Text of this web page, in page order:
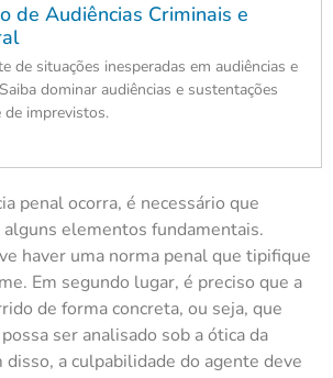
de Audiências Criminais e
de situações inesperadas em audiências e
dominar audiências e sustentações
de imprevistos.
penal ocorra, é necessário que
elementos fundamentais.
haver uma norma penal que tipifique
Em segundo lugar, é preciso que a
de forma concreta, ou seja, que
ser analisado sob a ótica da
a culpabilidade do agente deve